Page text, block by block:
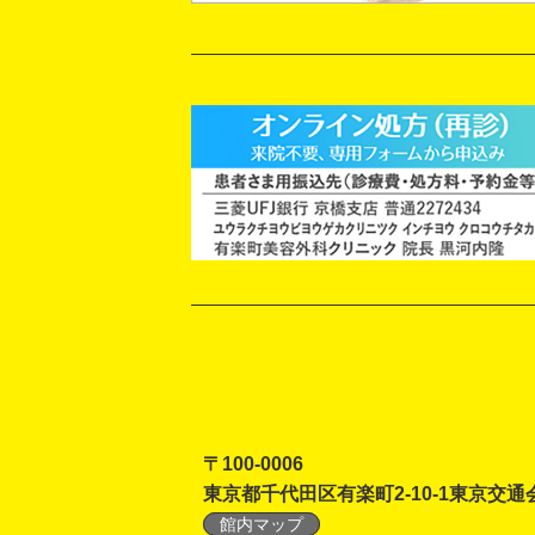
〒100-0006
東京都千代田区有楽町2-10-1東京交通
館内マップ